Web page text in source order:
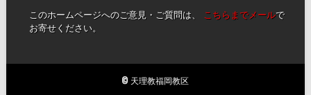
このホームページへのご意見・ご質問は、 こちらまでメールで
お寄せください。
© 天理教福岡教区